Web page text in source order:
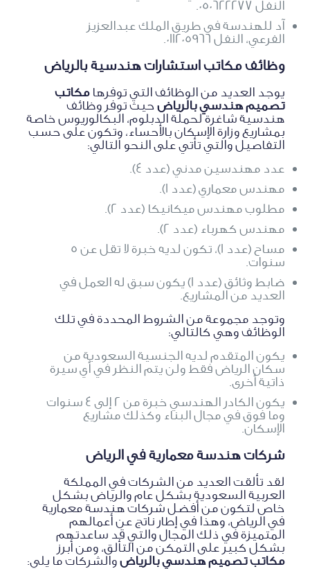
النفل 050622277.
آد للهندسة في طريق الملك عبدالعزيز
الفرعي، النفل 011205966.
وظائف مكاتب استشارات هندسية بالرياض
يوجد العديد من الوظائف التي توفرهامكاتب
تصميم هندسي بالرياضحيث توفر وظائف
هندسية شاغرة لحملة الدبلوم، البكالوريوس خاصة
بمشاريع وزارة الإسكان بالأحساء، وتكون على حسب
التفاصيل والتي تأتي على النحو التالي:
عدد مهندسين مدني (عدد 4).
مهندس معماري (عدد 1).
مطلوب مهندس ميكانيكا (عدد 2).
مهندس كهرباء (عدد 2).
مساح (عدد 1)، تكون لديه خبرة لا تقل عن 5
سنوات.
ضابط وثائق (عدد 1) يكون سبق له العمل في
العديد من المشاريع.
وتوجد مجموعة من الشروط المحددة في تلك
الوظائف وهي كالتالي:
يكون المتقدم لديه الجنسية السعودية من
سكان الرياض فقط ولن يتم النظر في أي سيرة
ذاتية أخرى.
يكون الكادر الهندسي خبرة من 2 إلى 4 سنوات
وما فوق في مجال البناء وكذلك مشاريع
الإسكان.
شركات هندسة معمارية في الرياض
لقد تألقت العديد من الشركات في المملكة
العربية السعودية بشكل عام والرياض بشكل
خاص لتكون من أفضل شركات هندسة معمارية
في الرياض، وهذا في إطار ناتج عن أعمالهم
المتميزة في ذلك المجال والتي قد ساعدتهم
بشكل كبير على التمكن من التألق، ومن أبرز
مكاتب تصميم هندسي بالرياضوالشركات ما يلي: